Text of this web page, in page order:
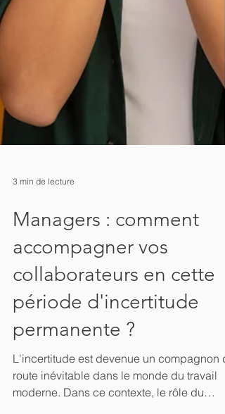
3 min de lecture
Managers : comment
accompagner vos
collaborateurs en cette